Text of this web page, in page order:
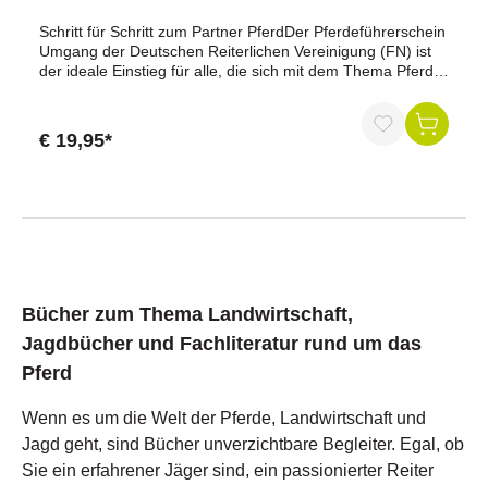
Schritt für Schritt zum Partner PferdDer Pferdeführerschein
Umgang der Deutschen Reiterlichen Vereinigung (FN) ist
der ideale Einstieg für alle, die sich mit dem Thema Pferd
theoretische Kenntnisse und fordert gleichzeitig praktische
Fähigkeiten in Alltagssituationen rund ums Pferd. Durch
Frage- und Antwortseiten sowie anschauliche Bilderserien
Zusatzqualifikation „Reiten als Gesundheitssport“. Sie
unterrichtet ängstliche Reiter, Kinder und Jugendliche,
Späteinsteiger sowie Turnierreiter mit dem Ziel, den
harmonischen Umgang und das effektive Miteinander von
Mensch und Pferd zu fördern.ProduktdatenSeitenanzahl:
(FN)Lieferumfang1 Buch „Mein Pferdeführerschein
Umgang“Warum unser Buch „Mein Pferdeführerschein
Umgang“? Dieses Buch bietet einen umfassenden und
€ 19,95*
Bücher zum Thema Landwirtschaft,
Jagdbücher und Fachliteratur rund um das
Pferd
Wenn es um die Welt der Pferde, Landwirtschaft und
Jagd geht, sind Bücher unverzichtbare Begleiter. Egal, ob
Sie ein erfahrener Jäger sind, ein passionierter Reiter